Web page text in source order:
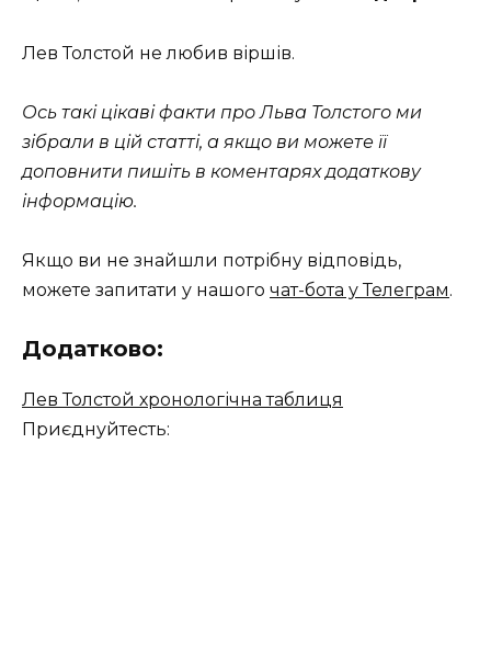
Лев Толстой не любив віршів.
Ось такі цікаві факти про Льва Толстого ми
зібрали в цій статті, а якщо ви можете її
доповнити пишіть в коментарях додаткову
інформацію.
Якщо ви не знайшли потрібну відповідь,
можете запитати у нашого чат-бота у Телеграм.
Додатково:
Лев Толстой хронологічна таблиця
Приєднуйтесть: